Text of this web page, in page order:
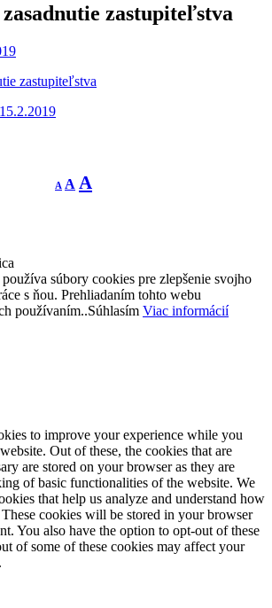
zastupiteľstva
zastupiteľstva
A
Decrease
font
A Reset
font
A
súbory cookies pre zlepšenie svojho
s ňou. Prehliadaním tohto webu
používaním..Súhlasím Viac informácií
to improve your experience while you
Out of these, the cookies that are
are stored on your browser as they are
of basic functionalities of the website. We
that help us analyze and understand how
cookies will be stored in your browser
You also have the option to opt-out of these
of some of these cookies may affect your